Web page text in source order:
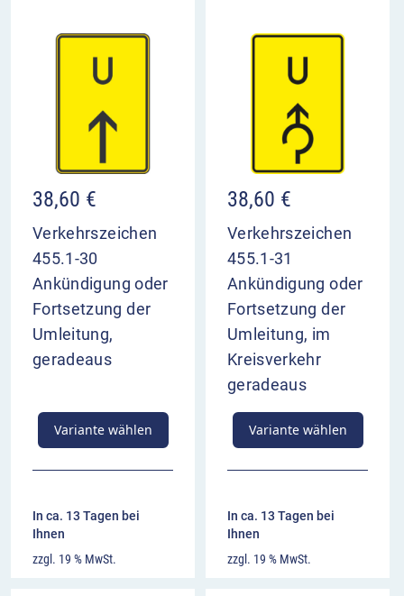
38,60 €
Verkehrszeichen
455.1-30
Ankündigung oder
Fortsetzung der
Umleitung,
geradeaus
Variante wählen
In ca. 13 Tagen bei
Ihnen
zzgl. 19 % MwSt.
38,60 €
Verkehrszeichen
455.1-31
Ankündigung oder
Fortsetzung der
Umleitung, im
Kreisverkehr
geradeaus
Variante wählen
In ca. 13 Tagen bei
Ihnen
zzgl. 19 % MwSt.